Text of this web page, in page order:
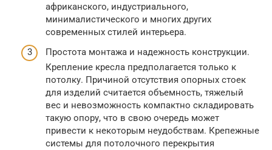
африканского, индустриального,
минималистического и многих других
современных стилей интерьера.
Простота монтажа и надежность конструкции.
Крепление кресла предполагается только к
потолку. Причиной отсутствия опорных стоек
для изделий считается объемность, тяжелый
вес и невозможность компактно складировать
такую опору, что в свою очередь может
привести к некоторым неудобствам. Крепежные
системы для потолочного перекрытия